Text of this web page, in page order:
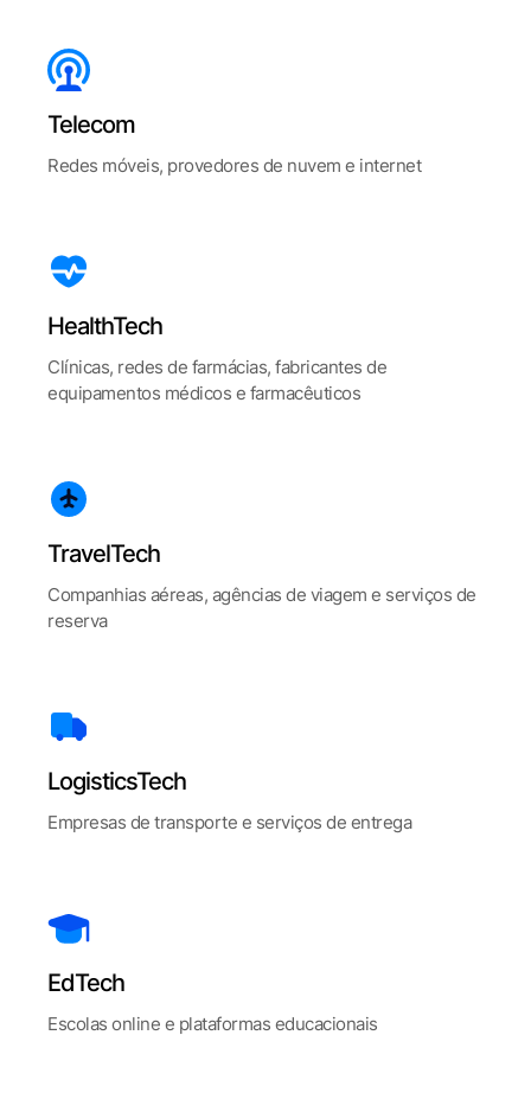
Telecom
Redes móveis, provedores de nuvem e internet
HealthTech
Clínicas, redes de farmácias, fabricantes de
equipamentos médicos e farmacêuticos
TravelTech
Companhias aéreas, agências de viagem e serviços de
reserva
LogisticsTech
Empresas de transporte e serviços de entrega
EdTech
Escolas online e plataformas educacionais